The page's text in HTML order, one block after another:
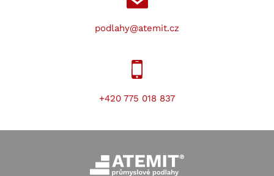
podlahy@atemit.cz
+420 775 018 837